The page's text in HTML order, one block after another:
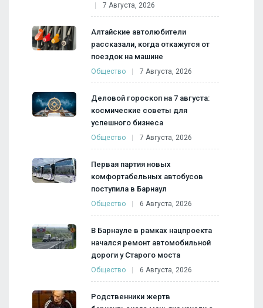
7 Августа, 2026
Алтайские автолюбители
рассказали, когда откажутся от
поездок на машине
Общество 7 Августа, 2026
Деловой гороскоп на 7 августа:
космические советы для
успешного бизнеса
Общество 7 Августа, 2026
Первая партия новых
комфортабельных автобусов
поступила в Барнаул
Общество 6 Августа, 2026
В Барнауле в рамках нацпроекта
начался ремонт автомобильной
дороги у Старого моста
Общество 6 Августа, 2026
Родственники жертв